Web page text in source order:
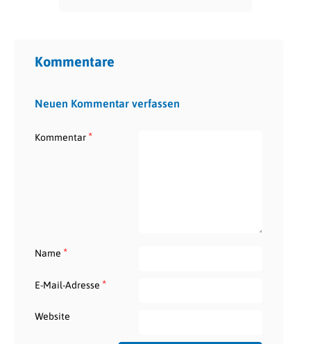
Kommentare
Neuen Kommentar verfassen
Kommentar*
Name *
E-Mail-Adresse *
Website